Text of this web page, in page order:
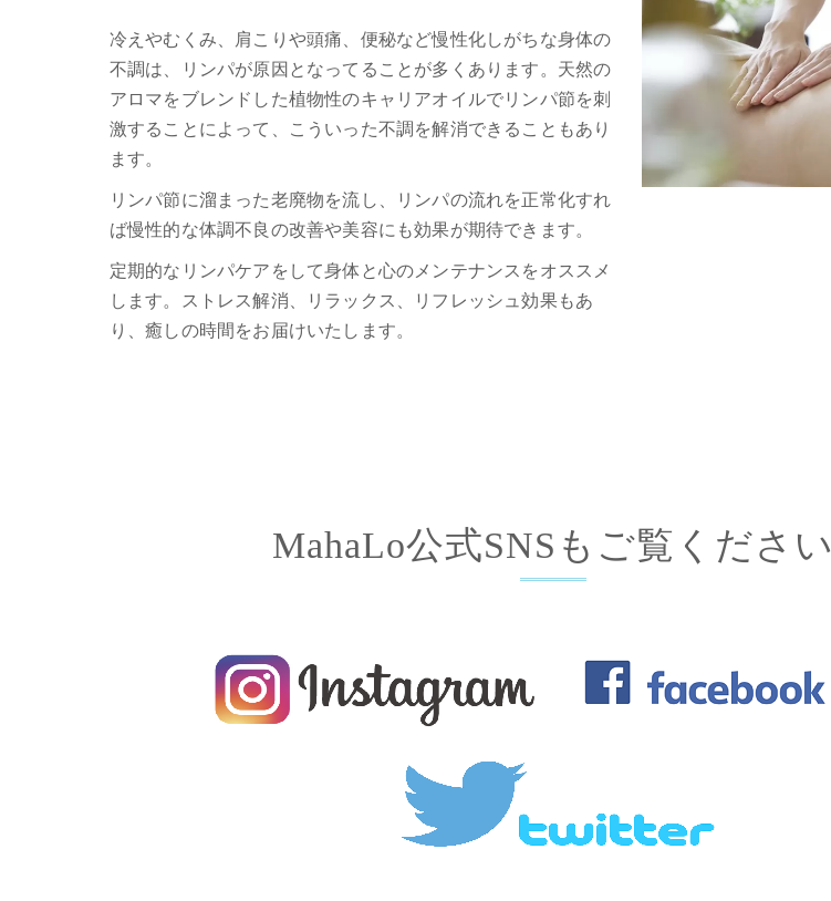
冷えやむくみ、肩こりや頭痛、便秘など慢性化しがちな身体の
不調は、リンパが原因となってることが多くあります。天然の
アロマをブレンドした植物性のキャリアオイルでリンパ節を刺
激することによって、こういった不調を解消できることもあり
ます。
リンパ節に溜まった老廃物を流し、リンパの流れを正常化すれ
ば慢性的な体調不良の改善や美容にも効果が期待できます。
定期的なリンパケアをして身体と心のメンテナンスをオススメ
します。ストレス解消、リラックス、リフレッシュ効果もあ
り、癒しの時間をお届けいたします。
MahaLo公式SNSもご覧ください